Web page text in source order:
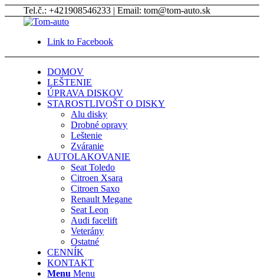
Tel.č.: +421908546233 | Email: tom@tom-auto.sk
Link to Facebook
DOMOV
LEŠTENIE
ÚPRAVA DISKOV
STAROSTLIVOŠT O DISKY
Alu disky
Drobné opravy
Leštenie
Zváranie
AUTOLAKOVANIE
Seat Toledo
Citroen Xsara
Citroen Saxo
Renault Megane
Seat Leon
Audi facelift
Veterány
Ostatné
CENNÍK
KONTAKT
Menu Menu